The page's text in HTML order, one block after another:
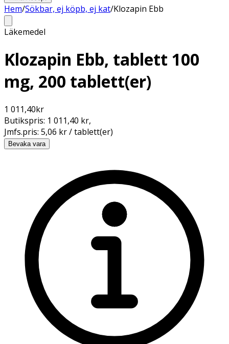
Hem/Sökbar, ej köpb, ej kat/Klozapin Ebb
Läkemedel
Klozapin Ebb, tablett 100
mg, 200 tablett(er)
1 011,40kr
Butikspris: 1 011,40 kr,
Jmfs.pris: 5,06 kr / tablett(er)
Bevaka vara